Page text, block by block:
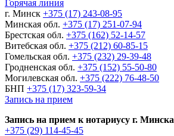
Горячая линия
г. Минск +375 (17) 243-08-95
Минская обл. +375 (17) 251-07-94
Брестская обл. +375 (162) 52-14-57
Витебская обл. +375 (212) 60-85-15
Гомельская обл. +375 (232) 29-39-48
Гродненская обл. +375 (152) 55-50-80
Могилевская обл. +375 (222) 76-48-50
БНП +375 (17) 323-59-34
Запись на прием
Запись на прием к нотариусу г. Минска
+375 (29) 114-45-45